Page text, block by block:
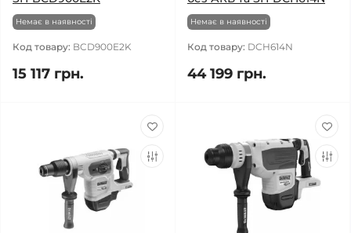
Немає в наявності
Код товару: BCD900E2K
15 117 грн.
Немає в наявності
Код товару: DCH614N
44 199 грн.